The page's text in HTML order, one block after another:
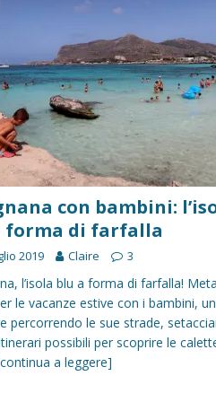
[ 17 Dicembre 2025 ]
UTILI
[ 14 Settembre 2025 ] Rifugi e
PARCHI NATURALI E AREE PICNIC
[ 2 Aprile 2025 ]
Escursioni
VIAGGI IN SICILIA
[ 17 Settembre 2023 ]
DIDATTICHE
[ 19 Gennaio 2023 ]
Visitare
VIAGGI IN SICILIA
[ 20 Marzo 2022 ] Cosa fare
VIAGGI IN SICILIA
con bambini:
forma di farfalla
2019 Claire 3
l’isola blu a forma di farfalla! Meta
le vacanze estive con i bambini,
percorrendo le sue strade,
possibili per scoprire le
a leggere]